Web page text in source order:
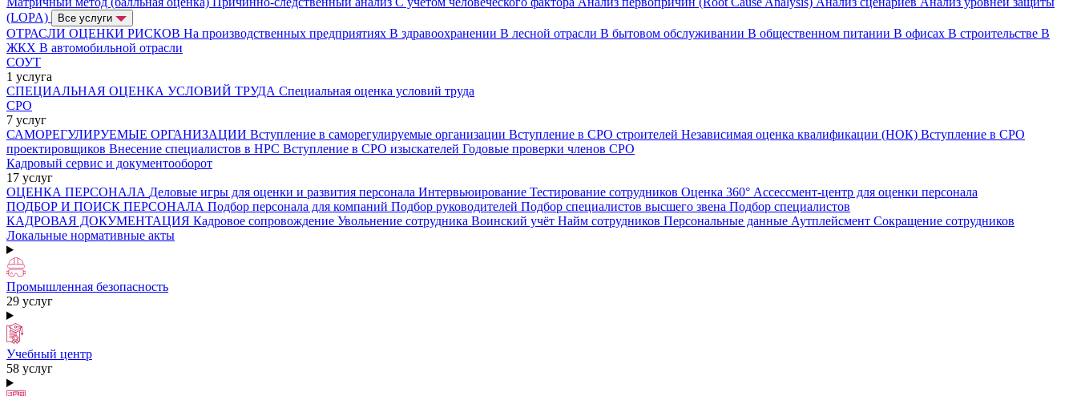
(LOPA)
Все услуги
ОТРАСЛИ ОЦЕНКИ РИСКОВ На производственных предприятиях В здравоохранении В лесной отрасли В бытовом обслуживании В общественном питании В офисах В строительстве В
ЖКХ В автомобильной отрасли
СОУТ
1 услуга
СПЕЦИАЛЬНАЯ ОЦЕНКА УСЛОВИЙ ТРУДА Специальная оценка условий труда
СРО
7 услуг
САМОРЕГУЛИРУЕМЫЕ ОРГАНИЗАЦИИ Вступление в саморегулируемые организации Вступление в СРО строителей Независимая оценка квалификации (НОК) Вступление в СРО
проектировщиков Внесение специалистов в НРС Вступление в СРО изыскателей Годовые проверки членов СРО
Кадровый сервис и документооборот
17 услуг
ОЦЕНКА ПЕРСОНАЛА Деловые игры для оценки и развития персонала Интервьюирование Тестирование сотрудников Оценка 360° Ассессмент-центр для оценки персонала
ПОДБОР И ПОИСК ПЕРСОНАЛА Подбор персонала для компаний Подбор руководителей Подбор специалистов высшего звена Подбор специалистов
КАДРОВАЯ ДОКУМЕНТАЦИЯ Кадровое сопровождение Увольнение сотрудника Воинский учёт Найм сотрудников Персональные данные Аутплейсмент Сокращение сотрудников
Локальные нормативные акты
Промышленная безопасность
29 услуг
Учебный центр
58 услуг